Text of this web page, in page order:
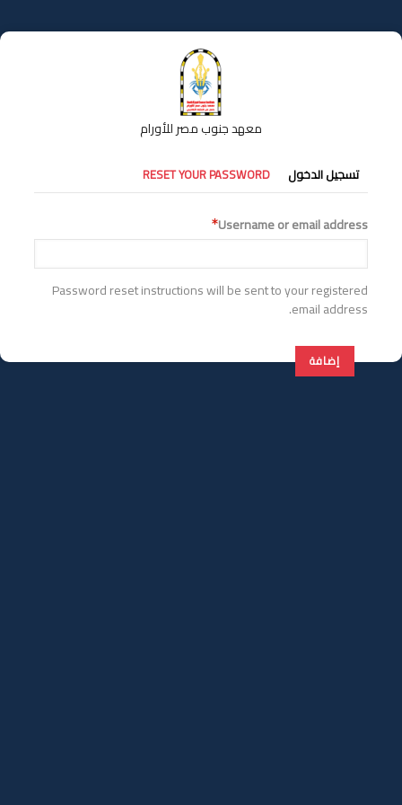
إلى
المحتوى
معهد جنوب مصر للأورام
التبويبات
الأساسية
تسجيل الدخول RESET YOUR PASSWORD
Username or email address
Password reset instructions will be sent to your registered
email address.